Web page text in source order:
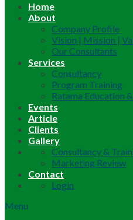
Home
About
Company Profile
Vision | Mission |
Our Consultants
Services
Consultancy
Program Training
Ratama Education
Events
Article
Clients
Gallery
Consultancy &
Marketing Review
Contact
Login
Menu